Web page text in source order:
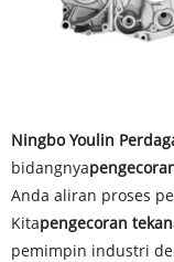
Ningbo Youlin
bidangnya
Anda aliran proses
Kitapengecoran
pemimpin industri